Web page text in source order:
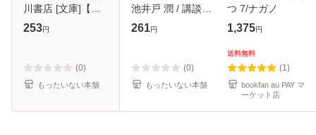
川書店 [文庫]【メ
ール便送料無料】
253円
(0)
もったいない本舗
池井戸 潤 / 講談社
[文庫]【メール便送
261円
(0)
もったいない本舗
つ 7/ナガノ
1,375円
送料無料
(1)
bookfan au PAY マ
ーケット店